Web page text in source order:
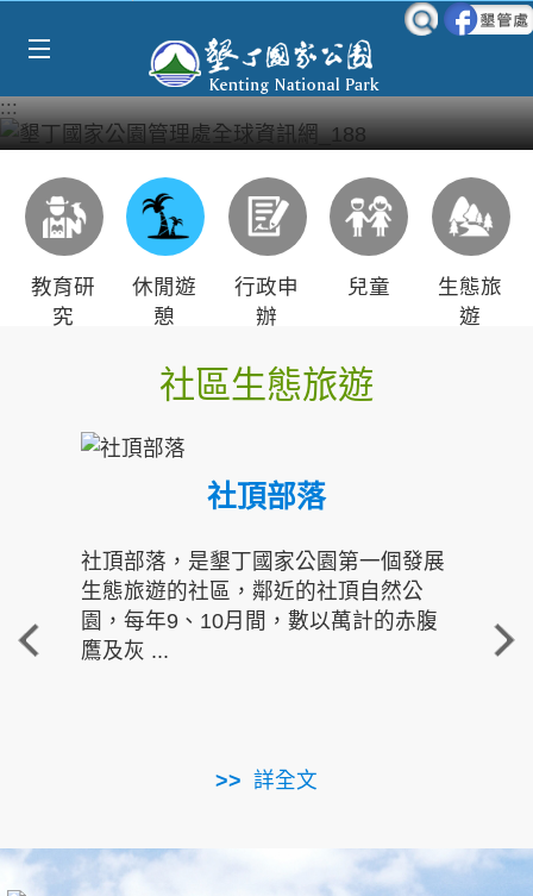
:::
教育研
究
休閒遊
憩
行政申
辦
兒童
生態旅
遊
社區生態旅遊
社頂部落
社頂部落，是墾丁國家公園第一個發展
生態旅遊的社區，鄰近的社頂自然公
園，每年9、10月間，數以萬計的赤腹
鷹及灰 ...
詳全文
重
走進